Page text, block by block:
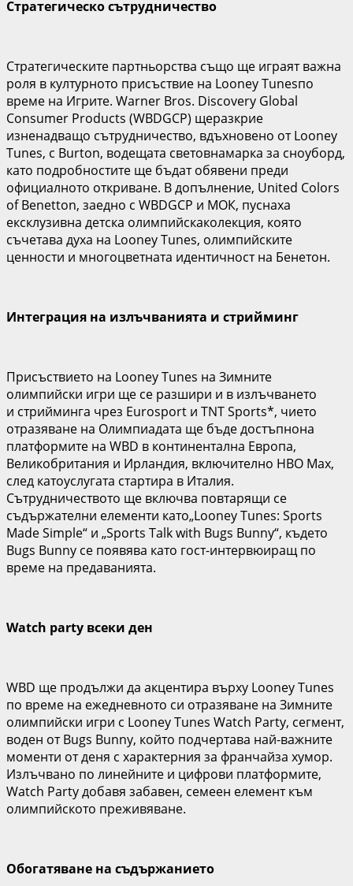
Стратегическосътрудничество
Стратегическите партньорства също ще играят важна
роля в културното присъствие на Looney Tunesпо
време на Игрите. Warner Bros. Discovery Global
Consumer Products (WBDGCP) щеразкрие
изненадващо сътрудничество, вдъхновено от Looney
Tunes, с Burton, водещата световнамарка за сноуборд,
като подробностите ще бъдатобявени преди
официалното откриване. В допълнение, United Colors
of Benetton, заедно с WBDGCP и МОК, пуснаха
ексклузивна детска олимпийскаколекция, която
съчетава духа на Looney Tunes, олимпийските
ценности и многоцветната идентичност на Бенетон.
Интеграция на излъчванията и стрийминг
Присъствието на Looney Tunes на Зимните
олимпийски игри ще се разшири и в излъчването
и стрийминга чрез Eurosport и TNT Sports*, чието
отразяване на Олимпиадата ще бъде достъпнона
платформите на WBD в континентална Европа,
Великобритания и Ирландия, включително HBO Max,
след катоуслугата стартира в Италия.
Сътрудничеството ще включва повтарящи се
съдържателни елементи като„Looney Tunes: Sports
Made Simple“ и „Sports Talk with Bugs Bunny“, където
Bugs Bunny се появява като гост-интервюиращ по
време на предаванията.
Watch party всеки ден
WBD ще продължи да акцентира върху Looney Tunes
по време на ежедневното си отразяване на Зимните
олимпийски игри с Looney Tunes Watch Party, сегмент,
воден от Bugs Bunny, който подчертава най-важните
моменти от деня с характерния за франчайза хумор.
Излъчвано по линейните и цифрови платформите,
Watch Party добавя забавен, семеен елемент към
олимпийското преживяване.
Обогатяване на съдържанието